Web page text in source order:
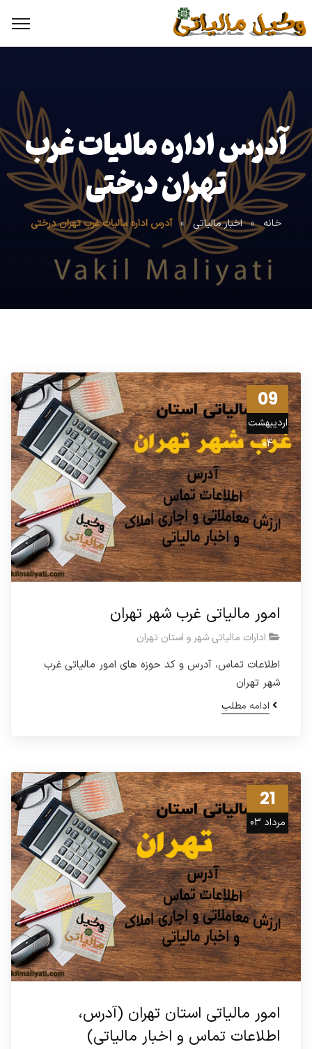
آدرس اداره مالیات غرب
تهران درختی
خانه » اخبار مالیاتی » آدرس اداره مالیات غرب تهران درختی
09
اردیبهشت
04
امور مالیاتی غرب شهر تهران
ادارات مالیاتی شهر و استان تهران
اطلاعات تماس، آدرس و کد حوزه های امور مالیاتی غرب
شهر تهران
ادامه مطلب
21
مرداد 03
امور مالیاتی استان تهران (آدرس،
اطلاعات تماس و اخبار مالیاتی)